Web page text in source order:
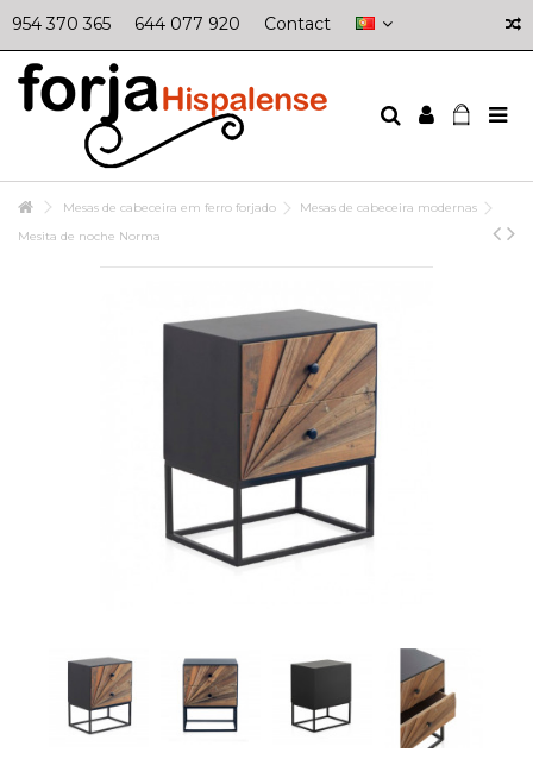
954 370 365 644 077 920 Contact
Mesas de cabeceira em ferro forjado
Mesas de cabeceira modernas
Mesita de noche Norma